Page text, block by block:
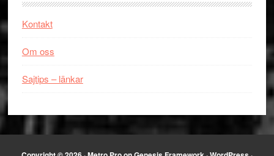
Kontakt
Om oss
Sajtips – länkar